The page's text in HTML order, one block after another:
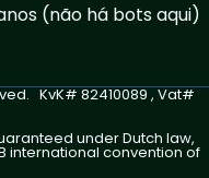
(não há bots aqui)
KvK# 82410089 , Vat#
under Dutch law,
international convention of